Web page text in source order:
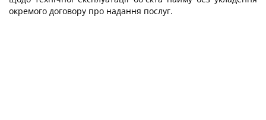
окремого договору про надання послуг.